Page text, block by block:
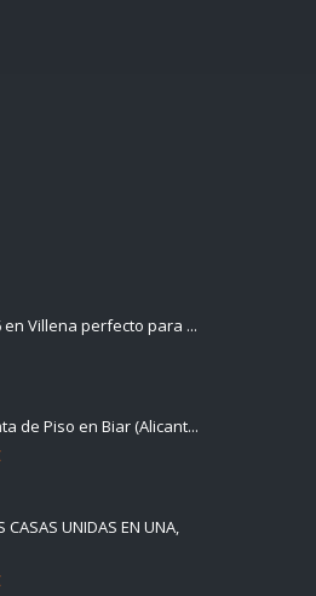
en Villena perfecto para ...
de Piso en Biar (Alicant...
CASAS UNIDAS EN UNA,